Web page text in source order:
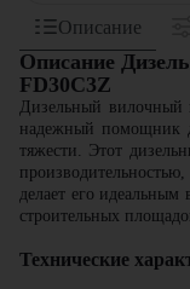
Описание
Описание
FD30C3Z
Дизельный
надежный помощник
тяжести. Этот
делает его
строительных
Технические